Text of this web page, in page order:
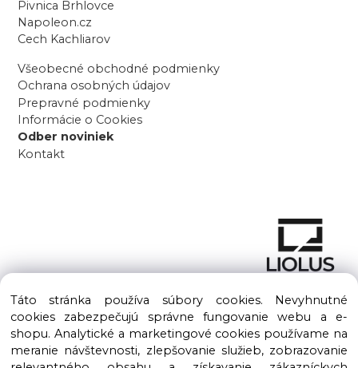
Pivnica Brhlovce
Napoleon.cz
Cech Kachliarov
Všeobecné obchodné podmienky
Ochrana osobných údajov
Prepravné podmienky
Informácie o Cookies
Odber noviniek
Kontakt
Copyright © 2016 – 2026 LIOLUS s.r.o. Všetky práva vyhradené.
Táto stránka používa súbory cookies. Nevyhnutné
cookies zabezpečujú správne fungovanie webu a e-
shopu. Analytické a marketingové cookies používame na
meranie návštevnosti, zlepšovanie služieb, zobrazovanie